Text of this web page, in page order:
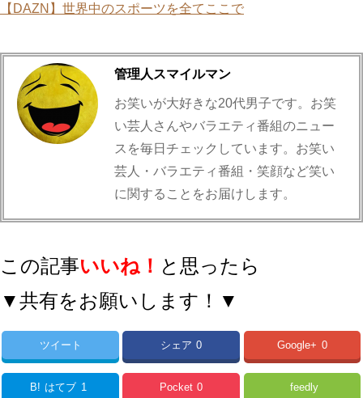
【DAZN】世界中のスポーツを全てここで
管理人スマイルマン
お笑いが大好きな20代男子です。お笑
い芸人さんやバラエティ番組のニュー
スを毎日チェックしています。お笑い
芸人・バラエティ番組・笑顔など笑い
に関することをお届けします。
この記事いいね！ と思ったら
▼共有をお願いします！▼
ツイート シェア 0 Google+ 0
B! はてブ 1 Pocket 0 feedly